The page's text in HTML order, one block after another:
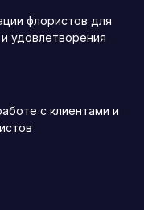
флористов для
удовлетворения
с клиентами и